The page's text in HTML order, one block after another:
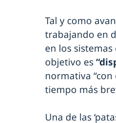
Tal y como
trabajando en
en los
objetivo es
normativa
tiempo más
Una de las